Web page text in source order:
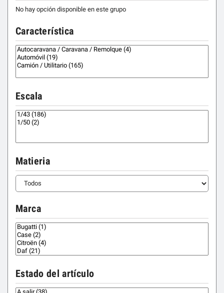
No hay opción disponible en este grupo
Característica
Escala
Matieria
Marca
Estado del artículo